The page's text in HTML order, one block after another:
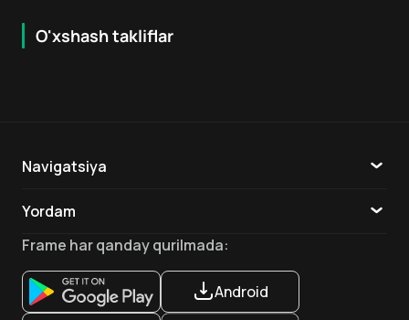
O'xshash takliflar
16 + 7.9
Navigatsiya
Yordam
Aloqa
Ilovalar
Frame har qanday qurilmada:
Android